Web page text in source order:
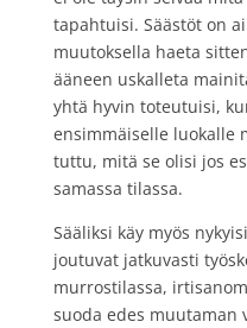
tapahtuisi. Säästöt on
muutoksella haeta
ääneen uskalleta
yhtä hyvin toteutuisi,
ensimmäiselle luokalle
tuttu, mitä se olisi jos
samassa tilassa.
Sääliksi käy myös
joutuvat jatkuvasti
murrostilassa,
suoda edes muutaman